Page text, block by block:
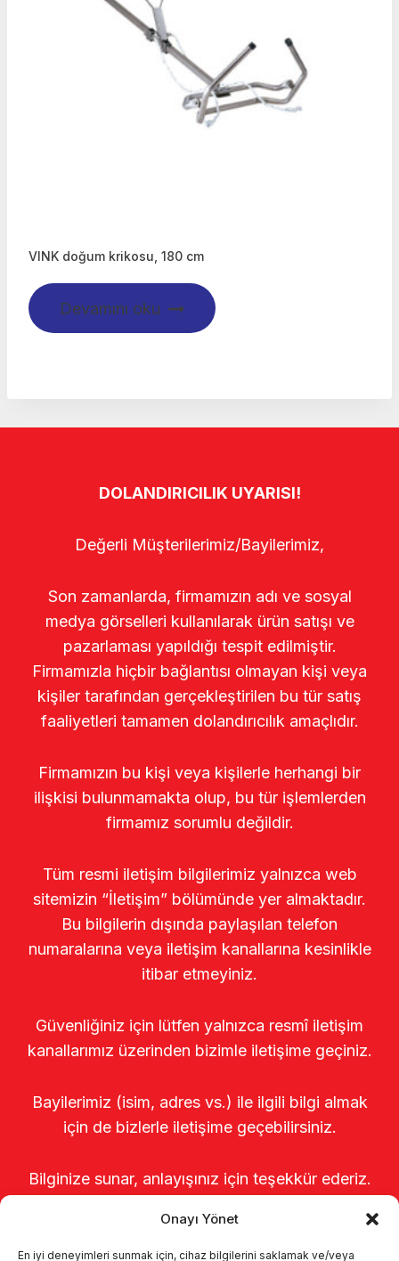
Onayı Yönet
En iyi deneyimleri sunmak için, cihaz bilgilerini saklamak ve/veya
VINK doğum krikosu, 180 cm
Devamını oku
DOLANDIRICILIK UYARISI!
Değerli Müşterilerimiz/Bayilerimiz,
Son zamanlarda, firmamızın adı ve sosyal
medya görselleri kullanılarak ürün satışı ve
pazarlaması yapıldığı tespit edilmiştir.
Firmamızla hiçbir bağlantısı olmayan kişi veya
kişiler tarafından gerçekleştirilen bu tür satış
faaliyetleri tamamen dolandırıcılık amaçlıdır.
Firmamızın bu kişi veya kişilerle herhangi bir
ilişkisi bulunmamakta olup, bu tür işlemlerden
firmamız sorumlu değildir.
Tüm resmi iletişim bilgilerimiz yalnızca web
sitemizin “İletişim” bölümünde yer almaktadır.
Bu bilgilerin dışında paylaşılan telefon
numaralarına veya iletişim kanallarına kesinlikle
itibar etmeyiniz.
Güvenliğiniz için lütfen yalnızca resmî iletişim
kanallarımız üzerinden bizimle iletişime geçiniz.
Bayilerimiz (isim, adres vs.) ile ilgili bilgi almak
için de bizlerle iletişime geçebilirsiniz.
Bilginize sunar, anlayışınız için teşekkür ederiz.